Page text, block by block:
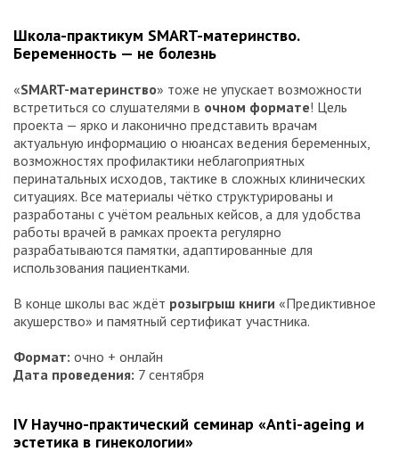
StatusMoneyЯ. StatusMoneyЯ — живое общение,
контакт, площадка, на которой игра становится
Школа-практикум SMART-материнство.
Беременность — не болезнь
«SMART-материнство» тоже не упускает возможности
встретиться со слушателями в очном формате! Цель
проекта — ярко и лаконично представить врачам
актуальную информацию о нюансах ведения беременных,
возможностях профилактики неблагоприятных
перинатальных исходов, тактике в сложных клинических
ситуациях. Все материалы чётко структурированы и
разработаны с учётом реальных кейсов, а для удобства
работы врачей в рамках проекта регулярно
разрабатываются памятки, адаптированные для
использования пациентками.
В конце школы вас ждёт розыгрыш книги «Предиктивное
акушерство» и памятный сертификат участника.
Формат: очно + онлайн
Дата проведения: 7 сентября
IV Научно-практический семинар «Anti-ageing и
эстетика в гинекологии»